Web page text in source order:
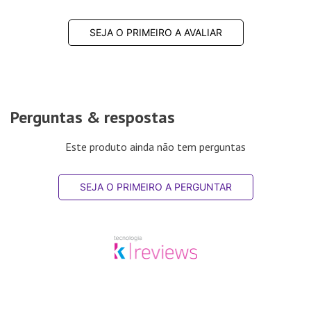
SEJA O PRIMEIRO A AVALIAR
Perguntas & respostas
Este produto ainda não tem perguntas
SEJA O PRIMEIRO A PERGUNTAR